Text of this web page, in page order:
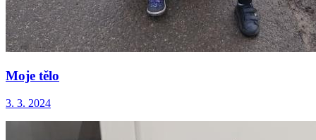
Moje tělo
3. 3. 2024